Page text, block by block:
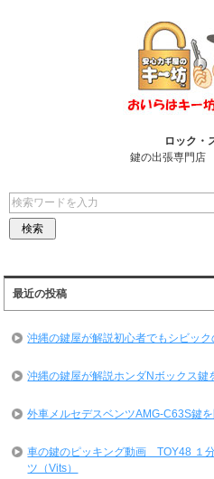
k
ロック・
鍵の出張専門店
最近の投稿
沖縄の鍵屋が解説初心者でもシビッ
沖縄の鍵屋が解説ホンダNボックス鍵
外車メルセデスベンツAMG-C63S鍵
車の鍵のピッキング動画 TOY48 １
ツ（Vits）